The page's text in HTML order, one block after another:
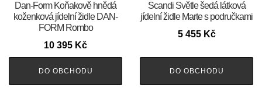
​​​​​Dan-Form Koňakově hnědá
koženková jídelní židle DAN-
FORM Rombo
10 395 Kč
DO OBCHODU
Scandi Světle šedá látková
jídelní židle Marte s područkami
5 455 Kč
DO OBCHODU